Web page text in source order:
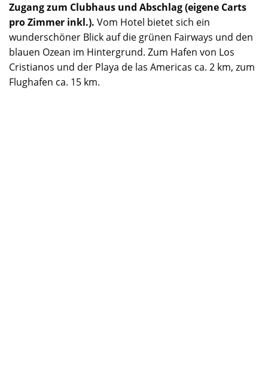
Zugang zum Clubhaus und Abschlag (eigene Carts
pro Zimmer inkl.). Vom Hotel bietet sich ein
wunderschöner Blick auf die grünen Fairways und den
blauen Ozean im Hintergrund. Zum Hafen von Los
Cristianos und der Playa de las Americas ca. 2 km, zum
Flughafen ca. 15 km.